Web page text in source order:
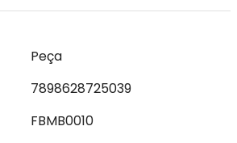
Peça
7898628725039
FBMB0010